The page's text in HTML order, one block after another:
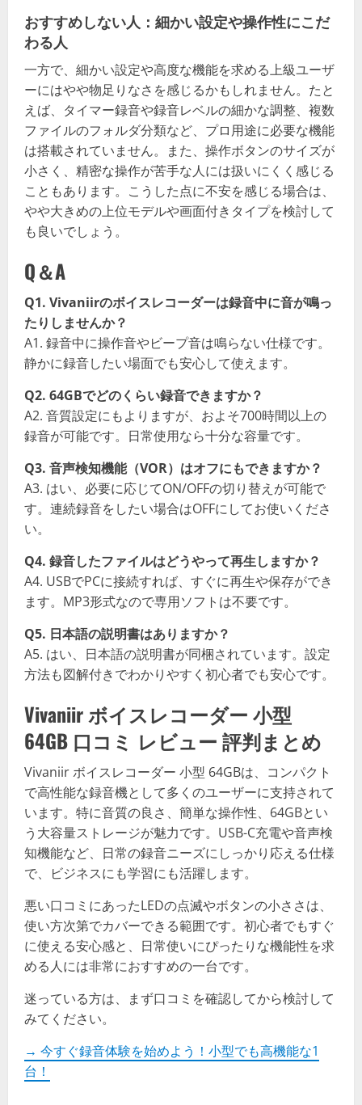
おすすめしない人：細かい設定や操作性にこだ
わる人
一方で、細かい設定や高度な機能を求める上級ユーザ
ーにはやや物足りなさを感じるかもしれません。たと
えば、タイマー録音や録音レベルの細かな調整、複数
ファイルのフォルダ分類など、プロ用途に必要な機能
は搭載されていません。また、操作ボタンのサイズが
小さく、精密な操作が苦手な人には扱いにくく感じる
こともあります。こうした点に不安を感じる場合は、
やや大きめの上位モデルや画面付きタイプを検討して
も良いでしょう。
Q＆A
Q1. Vivaniirのボイスレコーダーは録音中に音が鳴っ
たりしませんか？
A1. 録音中に操作音やビープ音は鳴らない仕様です。
静かに録音したい場面でも安心して使えます。
Q2. 64GBでどのくらい録音できますか？
A2. 音質設定にもよりますが、およそ700時間以上の
録音が可能です。日常使用なら十分な容量です。
Q3. 音声検知機能（VOR）はオフにもできますか？
A3. はい、必要に応じてON/OFFの切り替えが可能で
す。連続録音をしたい場合はOFFにしてお使いくださ
い。
Q4. 録音したファイルはどうやって再生しますか？
A4. USBでPCに接続すれば、すぐに再生や保存ができ
ます。MP3形式なので専用ソフトは不要です。
Q5. 日本語の説明書はありますか？
A5. はい、日本語の説明書が同梱されています。設定
方法も図解付きでわかりやすく初心者でも安心です。
Vivaniir ボイスレコーダー 小型
64GB 口コミ レビュー 評判まとめ
Vivaniir ボイスレコーダー 小型 64GBは、コンパクト
で高性能な録音機として多くのユーザーに支持されて
います。特に音質の良さ、簡単な操作性、64GBとい
う大容量ストレージが魅力です。USB-C充電や音声検
知機能など、日常の録音ニーズにしっかり応える仕様
で、ビジネスにも学習にも活躍します。
悪い口コミにあったLEDの点滅やボタンの小ささは、
使い方次第でカバーできる範囲です。初心者でもすぐ
に使える安心感と、日常使いにぴったりな機能性を求
める人には非常におすすめの一台です。
迷っている方は、まず口コミを確認してから検討して
みてください。
→ 今すぐ録音体験を始めよう！小型でも高機能な1
台！